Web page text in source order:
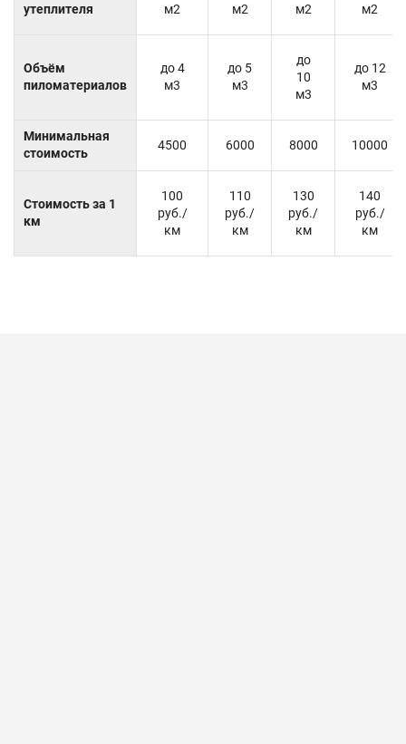
утеплителя
м2
м2
м2
м2
Объём
пиломатериалов
до 4
м3
до 5
м3
до
10
м3
до 12
м3
Минимальная
стоимость
4500 6000 8000 10000
Стоимость за 1
км
100
руб./
км
110
руб./
км
130
руб./
км
140
руб./
км